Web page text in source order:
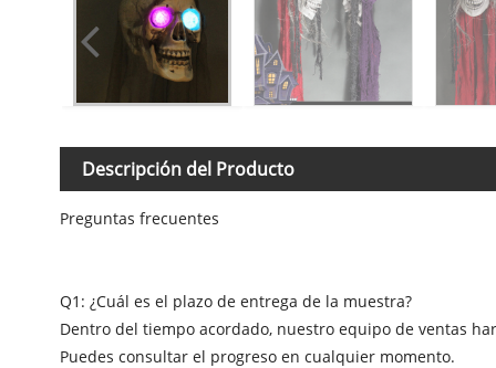
Descripción del Producto
Preguntas frecuentes
Q1: ¿Cuál es el plazo de entrega de la muestra?
Dentro del tiempo acordado, nuestro equipo de ventas
Puedes consultar el progreso en cualquier momento.